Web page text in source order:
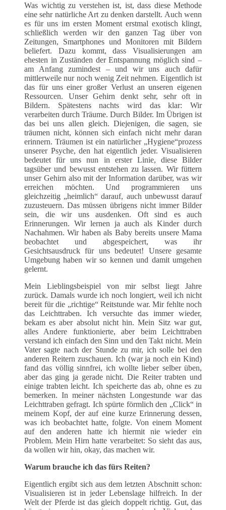
Was wichtig zu verstehen ist, ist, dass diese Methode
eine sehr natürliche Art zu denken darstellt. Auch wenn
es für uns im ersten Moment erstmal exotisch klingt,
schließlich werden wir den ganzen Tag über von
Zeitungen, Smartphones und Monitoren mit Bildern
beliefert. Dazu kommt, dass Visualisierungen am
ehesten in Zuständen der Entspannung möglich sind –
am Anfang zumindest – und wir uns auch dafür
mittlerweile nur noch wenig Zeit nehmen. Eigentlich ist
das für uns einer großer Verlust an unseren eigenen
Ressourcen. Unser Gehirn denkt sehr, sehr oft in
Bildern. Spätestens nachts wird das klar: Wir
verarbeiten durch Träume. Durch Bilder. Im Übrigen ist
das bei uns allen gleich. Diejenigen, die sagen, sie
träumen nicht, können sich einfach nicht mehr daran
erinnern. Träumen ist ein natürlicher „Hygiene“prozess
unserer Psyche, den hat eigentlich jeder. Visualisieren
bedeutet für uns nun in erster Linie, diese Bilder
tagsüber und bewusst entstehen zu lassen. Wir füttern
unser Gehirn also mit der Information darüber, was wir
erreichen möchten. Und programmieren uns
gleichzeitig „heimlich“ darauf, auch unbewusst darauf
zuzusteuern. Das müssen übrigens nicht immer Bilder
sein, die wir uns ausdenken. Oft sind es auch
Erinnerungen. Wir lernen ja auch als Kinder durch
Nachahmen. Wir haben als Baby bereits unsere Mama
beobachtet und abgespeichert, was ihr
Gesichtsausdruck für uns bedeutet! Unsere gesamte
Umgebung haben wir so kennen und damit umgehen
gelernt.
Mein Lieblingsbeispiel von mir selbst liegt Jahre
zurück. Damals wurde ich noch longiert, weil ich nicht
bereit für die „richtige“ Reitstunde war. Mir fehlte noch
das Leichttraben. Ich versuchte das immer wieder,
bekam es aber absolut nicht hin. Mein Sitz war gut,
alles Andere funktionierte, aber beim Leichttraben
verstand ich einfach den Sinn und den Takt nicht. Mein
Vater sagte nach der Stunde zu mir, ich solle bei den
anderen Reitern zuschauen. Ich (war ja noch ein Kind)
fand das völlig sinnfrei, ich wollte lieber selber üben,
aber das ging ja gerade nicht. Die Reiter trabten und
einige trabten leicht. Ich speicherte das ab, ohne es zu
bemerken. In meiner nächsten Longestunde war das
Leichttraben gefragt. Ich spürte förmlich den „Click“ in
meinem Kopf, der auf eine kurze Erinnerung dessen,
was ich beobachtet hatte, folgte. Von einem Moment
auf den anderen hatte ich hiermit nie wieder ein
Problem. Mein Hirn hatte verarbeitet: So sieht das aus,
da wollen wir hin, okay, das machen wir.
Warum brauche ich das fürs Reiten?
Eigentlich ergibt sich aus dem letzten Abschnitt schon:
Visualisieren ist in jeder Lebenslage hilfreich. In der
Welt der Pferde ist das gleich doppelt richtig. Gut, das